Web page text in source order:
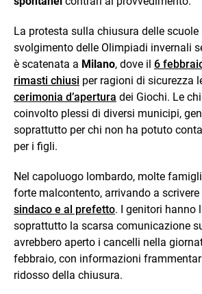
La protesta sulla chiusura delle scuole
svolgimento delle Olimpiadi invernali
è scatenata a Milano, dove il 6
rimasti chiusi per ragioni di sicurezza
cerimonia d’apertura dei Giochi. Le
coinvolto plessi di diversi municipi,
soprattutto per chi non ha potuto
per i figli.
Nel capoluogo lombardo, molte
forte malcontento, arrivando a scrivere
sindaco e al prefetto. I genitori hanno
soprattutto la scarsa comunicazione
avrebbero aperto i cancelli nella
febbraio, con informazioni
ridosso della chiusura.